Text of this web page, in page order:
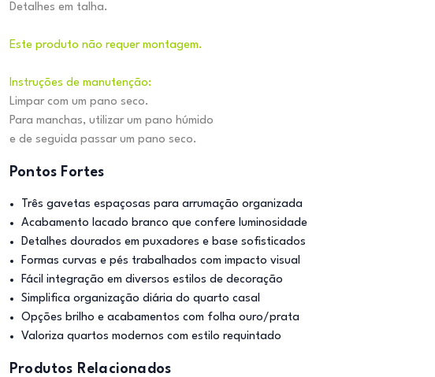
Detalhes em talha.
Este produto não requer montagem.
Instruções de manutenção:
Limpar com um pano seco.
Para manchas, utilizar um pano húmido
e de seguida passar um pano seco.
Pontos Fortes
Três gavetas espaçosas para arrumação organizada
Acabamento lacado branco que confere luminosidade
Detalhes dourados em puxadores e base sofisticados
Formas curvas e pés trabalhados com impacto visual
Fácil integração em diversos estilos de decoração
Simplifica organização diária do quarto casal
Opções brilho e acabamentos com folha ouro/prata
Valoriza quartos modernos com estilo requintado
Produtos Relacionados